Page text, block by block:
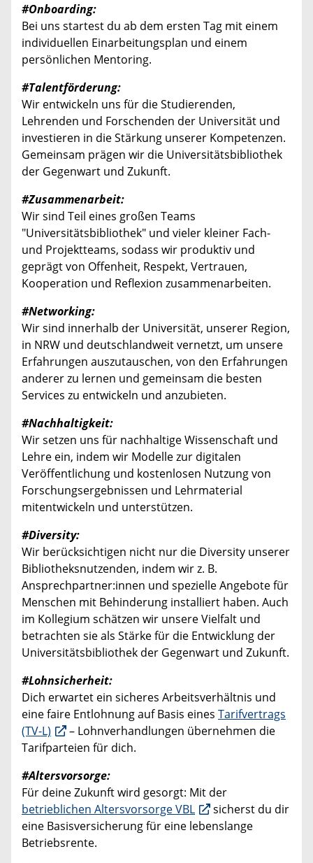
#Onboarding:
Bei uns startest du ab dem ersten Tag mit einem
individuellen Einarbeitungsplan und einem
persönlichen Mentoring.
#Talentförderung:
Wir entwickeln uns für die Studierenden,
Lehrenden und Forschenden der Universität und
investieren in die Stärkung unserer Kompetenzen.
Gemeinsam prägen wir die Universitätsbibliothek
der Gegenwart und Zukunft.
#Zusammenarbeit:
Wir sind Teil eines großen Teams
"Universitätsbibliothek" und vieler kleiner Fach-
und Projektteams, sodass wir produktiv und
geprägt von Offenheit, Respekt, Vertrauen,
Kooperation und Reflexion zusammenarbeiten.
#Networking:
Wir sind innerhalb der Universität, unserer Region,
in NRW und deutschlandweit vernetzt, um unsere
Erfahrungen auszutauschen, von den Erfahrungen
anderer zu lernen und gemeinsam die besten
Services zu entwickeln und anzubieten.
#Nachhaltigkeit:
Wir setzen uns für nachhaltige Wissenschaft und
Lehre ein, indem wir Modelle zur digitalen
Veröffentlichung und kostenlosen Nutzung von
Forschungsergebnissen und Lehrmaterial
mitentwickeln und unterstützen.
#Diversity:
Wir berücksichtigen nicht nur die Diversity unserer
Bibliotheksnutzenden, indem wir z. B.
Ansprechpartner:innen und spezielle Angebote für
Menschen mit Behinderung installiert haben. Auch
im Kollegium schätzen wir unsere Vielfalt und
betrachten sie als Stärke für die Entwicklung der
Universitätsbibliothek der Gegenwart und Zukunft.
#Lohnsicherheit:
Dich erwartet ein sicheres Arbeitsverhältnis und
eine faire Entlohnung auf Basis eines Tarifvertrags
(TV-L)
– Lohnverhandlungen übernehmen die
Tarifparteien für dich.
#Altersvorsorge:
Für deine Zukunft wird gesorgt: Mit der
betrieblichen Altersvorsorge VBL
sicherst du dir
eine Basisversicherung für eine lebenslange
Betriebsrente.